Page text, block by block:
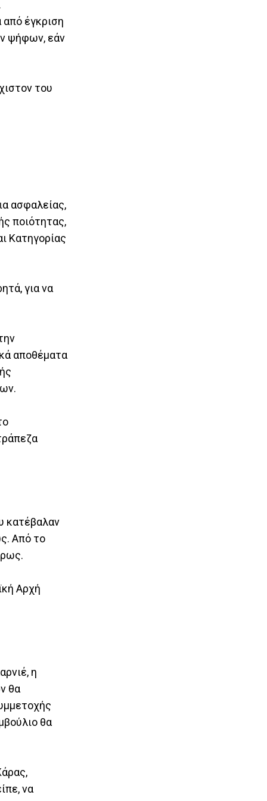
από έγκριση
ψήφων, εάν
του
ασφαλείας,
ποιότητας,
Κατηγορίας
για να
αποθέματα
κατέβαλαν
Από το
Αρχή
η
θα
θα
να